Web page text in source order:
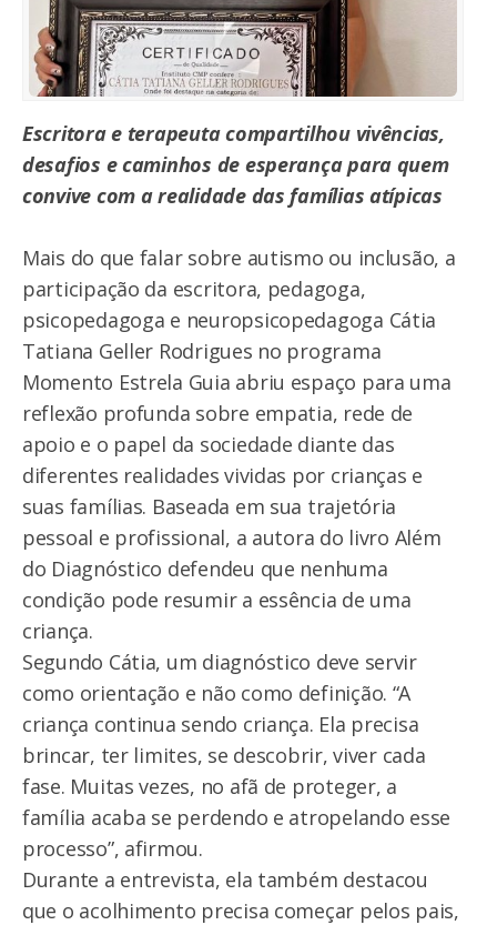
Escritora e terapeuta compartilhou vivências,
desafios e caminhos de esperança para quem
convive com a realidade das famílias atípicas
Mais do que falar sobre autismo ou inclusão, a
participação da escritora, pedagoga,
psicopedagoga e neuropsicopedagoga Cátia
Tatiana Geller Rodrigues no programa
Momento Estrela Guia abriu espaço para uma
reflexão profunda sobre empatia, rede de
apoio e o papel da sociedade diante das
diferentes realidades vividas por crianças e
suas famílias. Baseada em sua trajetória
pessoal e profissional, a autora do livro Além
do Diagnóstico defendeu que nenhuma
condição pode resumir a essência de uma
criança.
Segundo Cátia, um diagnóstico deve servir
como orientação e não como definição. “A
criança continua sendo criança. Ela precisa
brincar, ter limites, se descobrir, viver cada
fase. Muitas vezes, no afã de proteger, a
família acaba se perdendo e atropelando esse
processo”, afirmou.
Durante a entrevista, ela também destacou
que o acolhimento precisa começar pelos pais,